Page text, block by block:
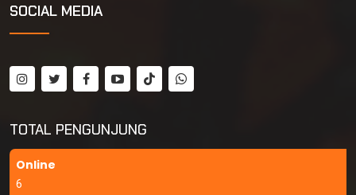
SOCIAL MEDIA
TOTAL PENGUNJUNG
Online
6